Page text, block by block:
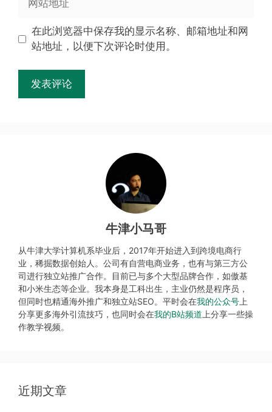
在此浏览器中保存我的显示名称、邮箱地址和网
站地址，以便下次评论时使用。
牛津小马哥
从牛津大学计算机系毕业后，2017年开始进入到跨境电商行
业，稀掘数据创始人。公司有自营电商业务，也有与第三方公
司进行独立站推广合作。目前已与多个大型品牌合作，如傲基
和小米生态等企业。我本身是工科出生，主业仍然是程序员，
但同时也精通海外推广和独立站SEO。平时会在我的公众号 上
分享更多海外引流技巧，也同时会在我的B站频道 上分享一些操
作教学视频。
近期文章